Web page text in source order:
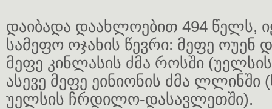
დაიბადა დაახლოებით 494 წელს,
სამეფო ოჯახის წევრი: მეფე ოუენ
მეფე კინლასის ძმა როსში
ასევე მეფე ეინიონის ძმა ლლინში
უელსის ჩრდილო-დასავლეთში).